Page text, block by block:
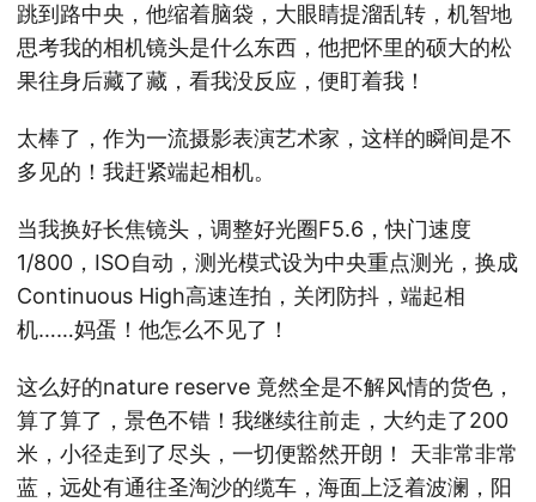
跳到路中央，他缩着脑袋，大眼睛提溜乱转，机智地
思考我的相机镜头是什么东西，他把怀里的硕大的松
果往身后藏了藏，看我没反应，便盯着我！
太棒了，作为一流摄影表演艺术家，这样的瞬间是不
多见的！我赶紧端起相机。
当我换好长焦镜头，调整好光圈F5.6，快门速度
1/800，ISO自动，测光模式设为中央重点测光，换成
Continuous High高速连拍，关闭防抖，端起相
机……妈蛋！他怎么不见了！
这么好的nature reserve 竟然全是不解风情的货色，
算了算了，景色不错！我继续往前走，大约走了200
米，小径走到了尽头，一切便豁然开朗！ 天非常非常
蓝，远处有通往圣淘沙的缆车，海面上泛着波澜，阳